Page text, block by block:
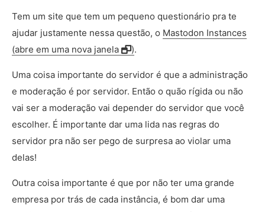
Tem um site que tem um pequeno questionário pra te
ajudar justamente nessa questão, o Mastodon Instances
(abre em uma nova janela
).
Uma coisa importante do servidor é que a administração
e moderação é por servidor. Então o quão rígida ou não
vai ser a moderação vai depender do servidor que você
escolher. É importante dar uma lida nas regras do
servidor pra não ser pego de surpresa ao violar uma
delas!
Outra coisa importante é que por não ter uma grande
empresa por trás de cada instância, é bom dar uma